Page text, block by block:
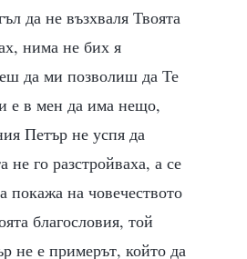
да не възхваля Твоята
нима не бих я
да ми позволиш да Те
е в мен да има нещо,
Петър не успя да
го разстройваха, а се
покажа на човечеството
благословия, той
не е примерът, който да